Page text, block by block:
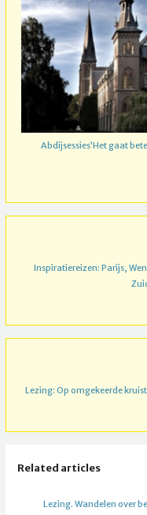
Abdijsessies’Het gaat
Inspiratiereizen: Parijs,
Lezing: Op omgekeerde
Related articles
Lezing. Wandelen over